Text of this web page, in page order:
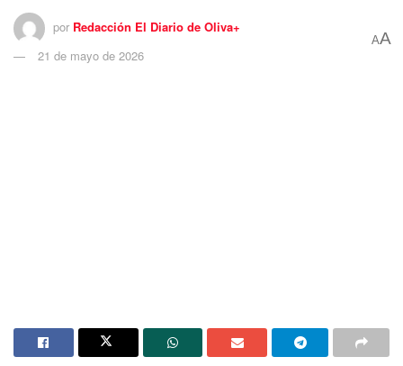
por Redacción El Diario de Oliva+
21 de mayo de 2026
AA